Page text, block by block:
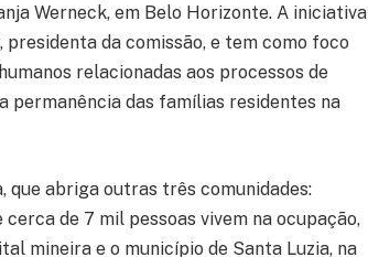
Werneck, em Belo Horizonte. A iniciativa
da comissão, e tem como foco
relacionadas aos processos de
permanência das famílias residentes na
que abriga outras três comunidades:
de 7 mil pessoas vivem na ocupação,
mineira e o município de Santa Luzia, na